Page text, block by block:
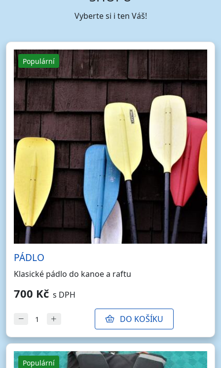
Vyberte si i ten Váš!
Populární
PÁDLO
Klasické pádlo do kanoe a raftu
700 Kč s DPH
DO KOŠÍKU
Populární